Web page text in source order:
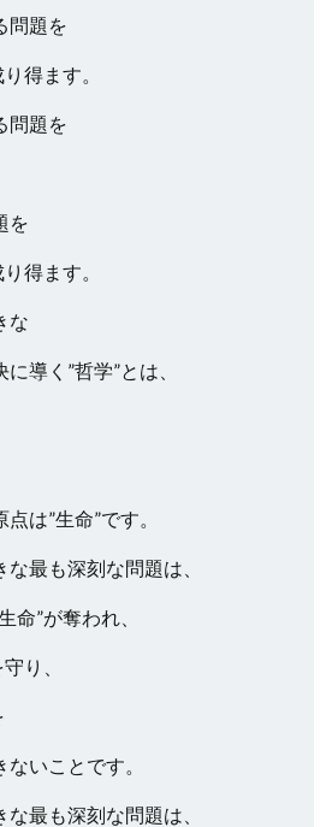
問題を
得ます。
問題を
を
得ます。
な
導く”哲学”とは、
は”生命”です。
最も深刻な問題は、
命”が奪われ、
り、
いことです。
な最も深刻な問題は、